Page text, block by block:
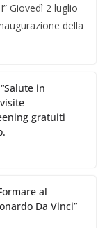
Giovedì 2 luglio
della
in
gratuiti
al
Da Vinci”